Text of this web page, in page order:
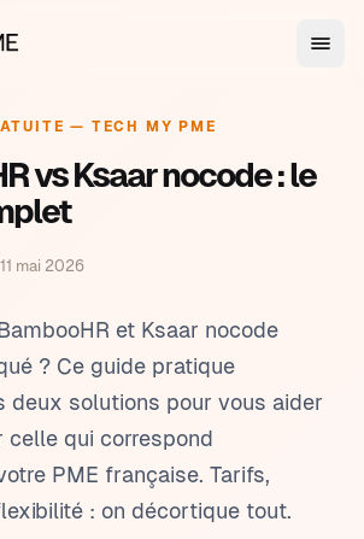
— TECH MY PME
vs Ksaar nocode : le
11 mai 2026
et Ksaar nocode
? Ce guide pratique
deux solutions pour vous aider
celle qui correspond
PME française. Tarifs,
: on décortique tout.